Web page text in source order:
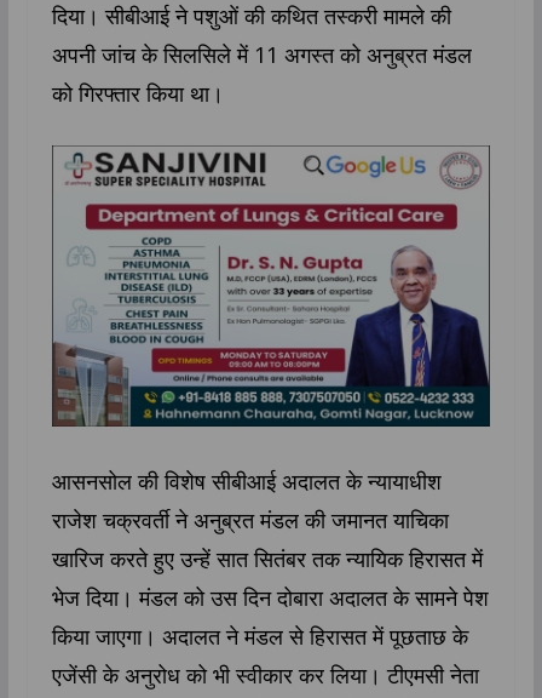
दिया। सीबीआई ने पशुओं की कथित तस्करी मामले की
अपनी जांच के सिलसिले में 11 अगस्त को अनुब्रत मंडल
को गिरफ्तार किया था।
आसनसोल की विशेष सीबीआई अदालत के न्यायाधीश
राजेश चक्रवर्ती ने अनुब्रत मंडल की जमानत याचिका
खारिज करते हुए उन्हें सात सितंबर तक न्यायिक हिरासत में
भेज दिया। मंडल को उस दिन दोबारा अदालत के सामने पेश
किया जाएगा। अदालत ने मंडल से हिरासत में पूछताछ के
एजेंसी के अनुरोध को भी स्वीकार कर लिया। टीएमसी नेता